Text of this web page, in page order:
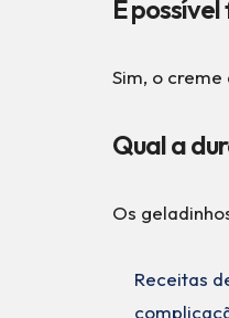
É
Sim, o
Qual a
Os
Receitas